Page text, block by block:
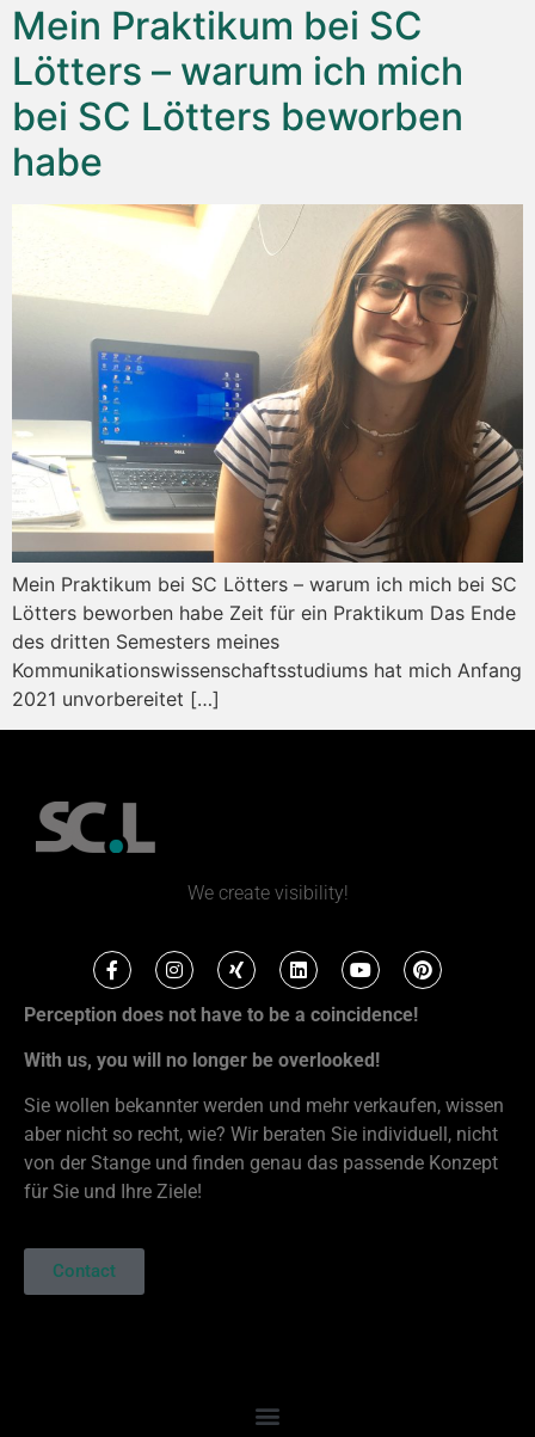
Mein Praktikum bei SC
Lötters – warum ich mich
bei SC Lötters beworben
habe
Mein Praktikum bei SC Lötters – warum ich mich bei SC
Lötters beworben habe Zeit für ein Praktikum Das Ende
des dritten Semesters meines
Kommunikationswissenschaftsstudiums hat mich Anfang
2021 unvorbereitet […]
We create visibility!
Perception does not have to be a coincidence!
With us, you will no longer be overlooked!
Sie wollen bekannter werden und mehr verkaufen, wissen
aber nicht so recht, wie? Wir beraten Sie individuell, nicht
von der Stange und finden genau das passende Konzept
für Sie und Ihre Ziele!
Contact